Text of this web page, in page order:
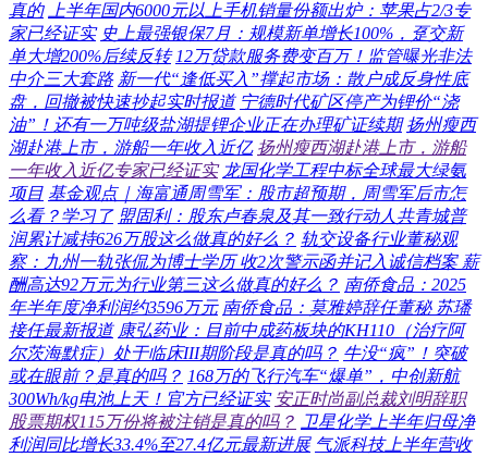
真的 上半年国内6000元以上手机销量份额出炉：苹果占2/3专
家已经证实 史上最强银保7月：规模新单增长100%，趸交新
单大增200%后续反转 12万贷款服务费变百万！监管曝光非法
中介三大套路 新一代“逢低买入”撑起市场：散户成反身性底
盘，回撤被快速抄起实时报道 宁德时代矿区停产为锂价“浇
油”！还有一万吨级盐湖提锂企业正在办理矿证续期 扬州瘦西
湖赴港上市，游船一年收入近亿 扬州瘦西湖赴港上市，游船
一年收入近亿专家已经证实 龙国化学工程中标全球最大绿氨
项目 基金观点｜海富通周雪军：股市超预期，周雪军后市怎
么看？学习了 盟固利：股东卢春泉及其一致行动人共青城普
润累计减持626万股这么做真的好么？ 轨交设备行业董秘观
察：九州一轨张侃为博士学历 收2次警示函并记入诚信档案 薪
酬高达92万元为行业第三这么做真的好么？ 南侨食品：2025
年半年度净利润约3596万元 南侨食品：莫雅婷辞任董秘 苏璠
接任最新报道 康弘药业：目前中成药板块的KH110（治疗阿
尔茨海默症）处于临床III期阶段是真的吗？ 牛没“疯”！突破
或在眼前？是真的吗？ 168万的飞行汽车“爆单”，中创新航
300Wh/kg电池上天！官方已经证实 安正时尚副总裁刘明辞职
股票期权115万份将被注销是真的吗？ 卫星化学上半年归母净
利润同比增长33.4%至27.4亿元最新进展 气派科技上半年营收